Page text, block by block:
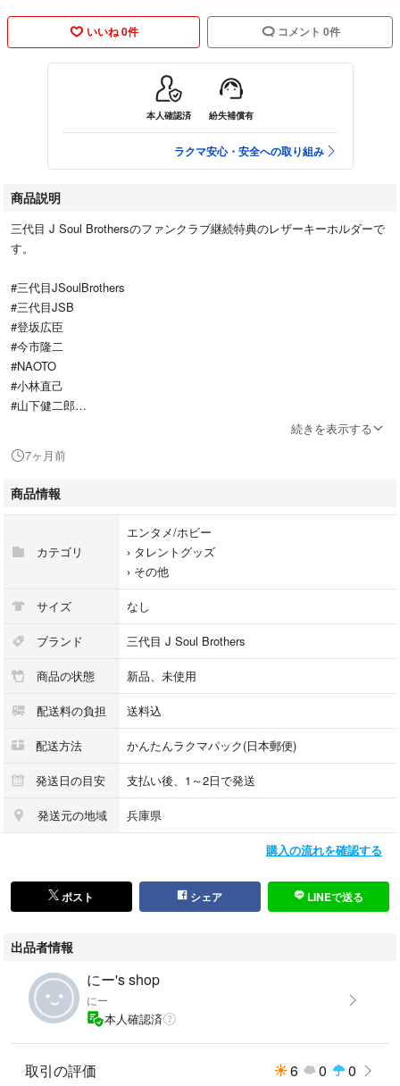
いいね 0件 コメント 0件
本人確認済 紛失補償有
ラクマ安心・安全への取り組み
商品説明
三代目 J Soul Brothersのファンクラブ継続特典のレザーキーホルダーで
す。
#三代目JSoulBrothers
#三代目JSB
#登坂広臣
#今市隆二
#NAOTO
#小林直己
#山下健二郎
続きを表示する
7ヶ月前
商品情報
カテゴリ
エンタメ/ホビー
› タレントグッズ
› その他
サイズ なし
ブランド 三代目 J Soul Brothers
商品の状態 新品、未使用
配送料の負担 送料込
配送方法 かんたんラクマパック(日本郵便)
発送日の目安 支払い後、1～2日で発送
発送元の地域 兵庫県
購入の流れを確認する
ポスト シェア LINEで送る
出品者情報
にー's shop
にー
本人確認済
取引の評価 6 0 0